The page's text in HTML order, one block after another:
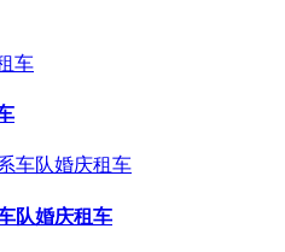
队婚庆租车